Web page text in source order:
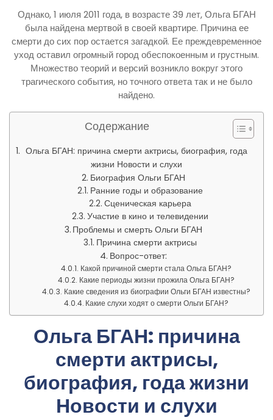
Однако, 1 июля 2011 года, в возрасте 39 лет, Ольга БГАН
была найдена мертвой в своей квартире. Причина ее
смерти до сих пор остается загадкой. Ее преждевременное
уход оставил огромный город обеспокоенным и грустным.
Множество теорий и версий возникло вокруг этого
трагического события, но точного ответа так и не было
найдено.
Содержание
Ольга БГАН: причина смерти актрисы, биография, года
жизни Новости и слухи
Биография Ольги БГАН
Ранние годы и образование
Сценическая карьера
Участие в кино и телевидении
Проблемы и смерть Ольги БГАН
Причина смерти актрисы
Вопрос-ответ:
Какой причиной смерти стала Ольга БГАН?
Какие периоды жизни прожила Ольга БГАН?
Какие сведения из биографии Ольги БГАН известны?
Какие слухи ходят о смерти Ольги БГАН?
Ольга БГАН: причина
смерти актрисы,
биография, года жизни
Новости и слухи